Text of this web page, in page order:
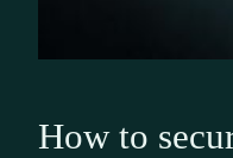
How to